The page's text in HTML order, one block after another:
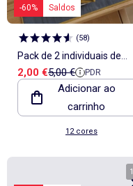
-60% Saldos
(58)
Pack de 2 individuais de
mesa/guardanapos lisos 2
em 1 32 x 40 cm - Kiabi
Home
Preço de venda
2,00 €Preço de referência
5,00 € PDR
Adicionar ao
carrinho
12 cores
1